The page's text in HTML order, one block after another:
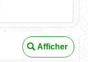
Afficher